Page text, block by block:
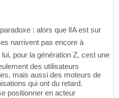
: alors que lIA est sur
narrivent pas encore à
pour la génération Z, cest une
des utilisateurs
mais aussi des moteurs de
qui ont du retard.
positionner en acteur